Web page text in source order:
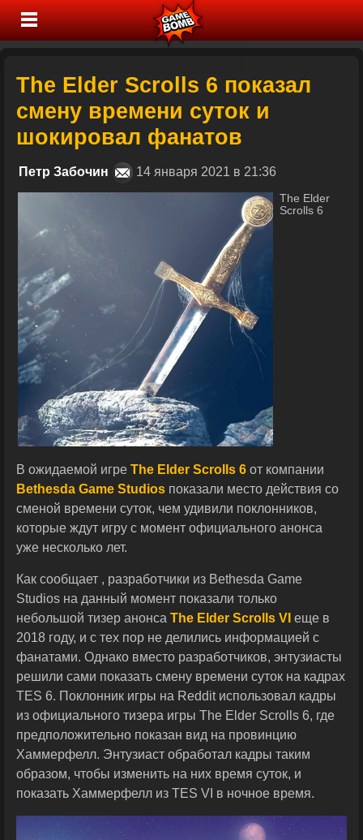
The Elder Scrolls 6 показал
смену времени суток и
шокировал фанатов
Петр Забочин 14 января 2021 в 21:36
The Elder
Scrolls 6
В ожидаемой игре The Elder Scrolls 6 от компании
Bethesda Game Studios показали место действия со
сменой времени суток, чем удивили поклонников,
которые ждут игру с момент официального анонса
уже несколько лет.
Как сообщает , разработчики из Bethesda Game
Studios на данный момент показали только
небольшой тизер анонса The Elder Scrolls VI еще в
2018 году, и с тех пор не делились информацией с
фанатами. Однако вместо разработчиков, энтузиасты
решили сами показать смену времени суток на кадрах
TES 6. Поклонник игры на Reddit использовал кадры
из официального тизера игры The Elder Scrolls 6, где
предположительно показан вид на провинцию
Хаммерфелл. Энтузиаст обработал кадры таким
образом, чтобы изменить на них время суток, и
показать Хаммерфелл из TES VI в ночное время.